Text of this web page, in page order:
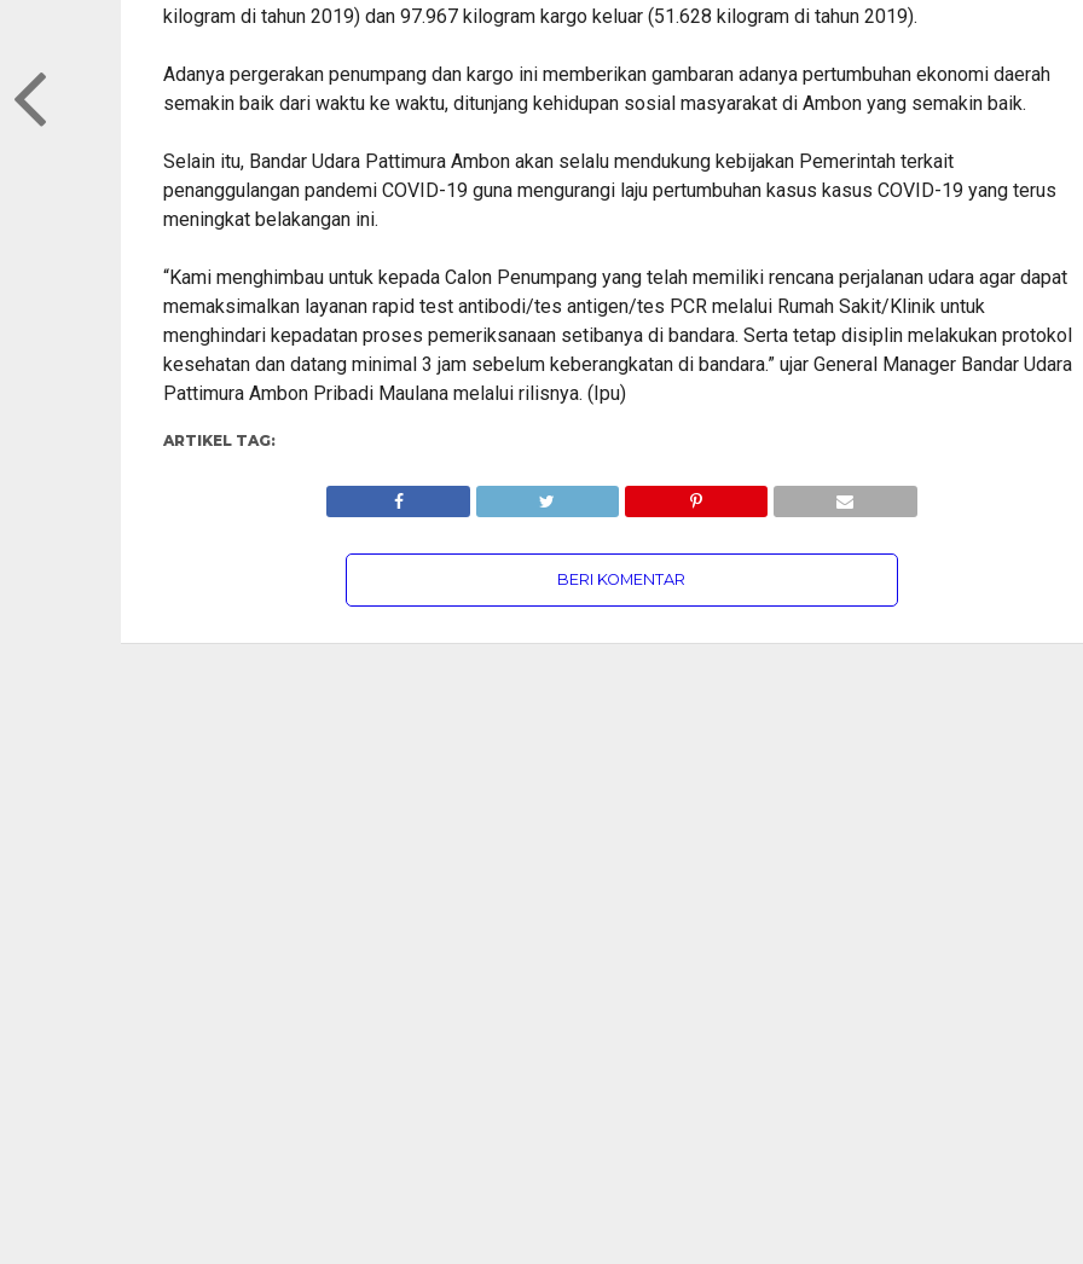
kilogram di tahun 2019) dan 97.967 kilogram kargo keluar (51.628 kilogram di tahun 2019).
Adanya pergerakan penumpang dan kargo ini memberikan gambaran adanya pertumbuhan ekonomi daerah
semakin baik dari waktu ke waktu, ditunjang kehidupan sosial masyarakat di Ambon yang semakin baik.
Selain itu, Bandar Udara Pattimura Ambon akan selalu mendukung kebijakan Pemerintah terkait
penanggulangan pandemi COVID-19 guna mengurangi laju pertumbuhan kasus kasus COVID-19 yang terus
meningkat belakangan ini.
“Kami menghimbau untuk kepada Calon Penumpang yang telah memiliki rencana perjalanan udara agar dapat
memaksimalkan layanan rapid test antibodi/tes antigen/tes PCR melalui Rumah Sakit/Klinik untuk
menghindari kepadatan proses pemeriksanaan setibanya di bandara. Serta tetap disiplin melakukan protokol
kesehatan dan datang minimal 3 jam sebelum keberangkatan di bandara.” ujar General Manager Bandar Udara
Pattimura Ambon Pribadi Maulana melalui rilisnya. (Ipu)
ARTIKEL TAG:
BERI KOMENTAR